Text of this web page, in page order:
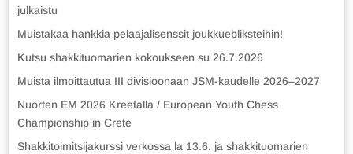
julkaistu
Muistakaa hankkia pelaajalisenssit joukkuebliksteihin!
Kutsu shakkituomarien kokoukseen su 26.7.2026
Muista ilmoittautua III divisioonaan JSM-kaudelle 2026–2027
Nuorten EM 2026 Kreetalla / European Youth Chess
Championship in Crete
Shakkitoimitsijakurssi verkossa la 13.6. ja shakkituomarien